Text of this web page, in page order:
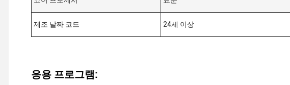
제조 날짜 코드 24세 이상
응용 프로그램: